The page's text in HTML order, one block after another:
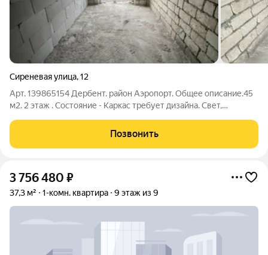
Сиреневая улица,12
Арт. 139865154 Дербент. район Аэропорт. Общее описание.45
м2. 2 этаж . Состояние - Каркас требует дизайна. Свет,
ЛОКАЦИЯ.АЭРОПОРТ . Асфальт. Маршрутка 4А. 4. Школа и
садик частный. Море в пешей
Позвонить
3 756 480 ₽
37,3 м² 1-комн. квартира 9 этаж из 9